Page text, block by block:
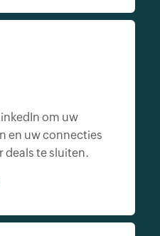
om uw
en uw connecties
deals te sluiten.